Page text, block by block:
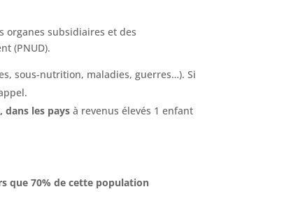
organes subsidiaires et des
(PNUD).
sous-nutrition, maladies, guerres…). Si
dans les pays à revenus élevés 1 enfant
que 70% de cette population